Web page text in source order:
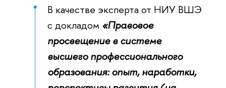
В качестве эксперта от НИУ ВШЭ
с докладом «Правовое
просвещение в системе
высшего профессионального
образования: опыт, наработки,